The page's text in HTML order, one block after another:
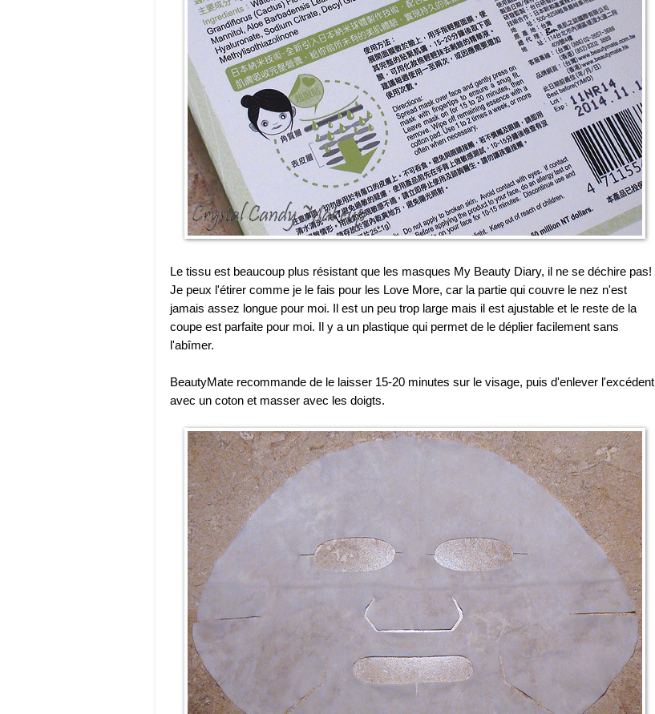
Le tissu est beaucoup plus résistant que les masques My Beauty Diary, il ne se déchire pas!
Je peux l'étirer comme je le fais pour les Love More, car la partie qui couvre le nez n'est
jamais assez longue pour moi. Il est un peu trop large mais il est ajustable et le reste de la
coupe est parfaite pour moi. Il y a un plastique qui permet de le déplier facilement sans
l'abîmer.
BeautyMate recommande de le laisser 15-20 minutes sur le visage, puis d'enlever l'excédent
avec un coton et masser avec les doigts.